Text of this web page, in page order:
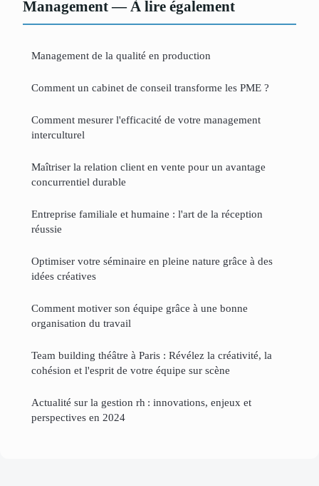
Management — À lire également
Management de la qualité en production
Comment un cabinet de conseil transforme les PME ?
Comment mesurer l'efficacité de votre management
interculturel
Maîtriser la relation client en vente pour un avantage
concurrentiel durable
Entreprise familiale et humaine : l'art de la réception
réussie
Optimiser votre séminaire en pleine nature grâce à des
idées créatives
Comment motiver son équipe grâce à une bonne
organisation du travail
Team building théâtre à Paris : Révélez la créativité, la
cohésion et l'esprit de votre équipe sur scène
Actualité sur la gestion rh : innovations, enjeux et
perspectives en 2024